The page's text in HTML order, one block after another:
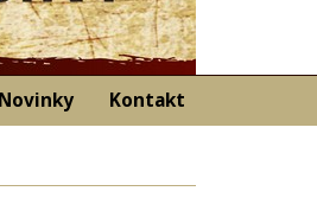
Novinky Kontakt